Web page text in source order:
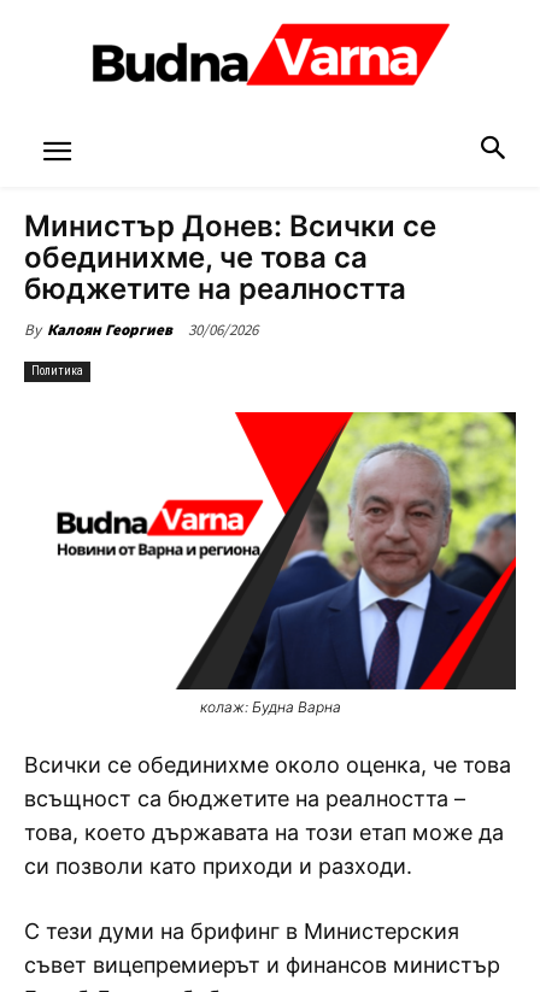
Министър Донев: Всички се
обединихме, че това са
бюджетите на реалността
By Калоян Георгиев 30/06/2026
Политика
колаж: Будна Варна
Всички се обединихме около оценка, че това
всъщност са бюджетите на реалността –
това, което държавата на този етап може да
си позволи като приходи и разходи.
С тези думи на брифинг в Министерския
съвет вицепремиерът и финансов министър